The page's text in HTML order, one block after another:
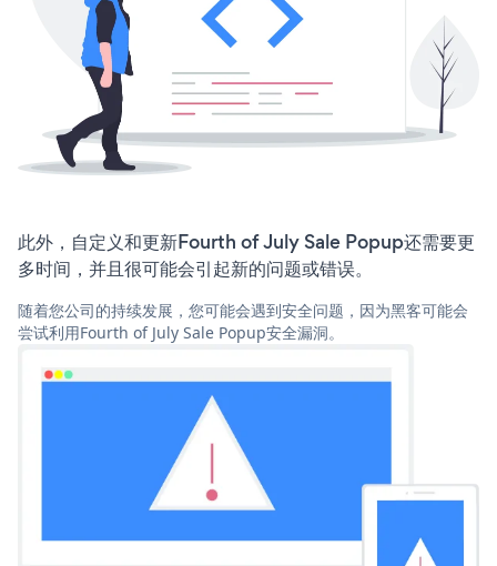
此外，自定义和更新Fourth of July Sale Popup还需要更
多时间，并且很可能会引起新的问题或错误。
随着您公司的持续发展，您可能会遇到安全问题，因为黑客可能会
尝试利用Fourth of July Sale Popup安全漏洞。